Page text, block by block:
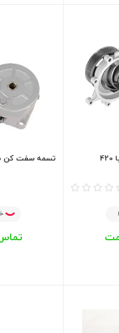
تسمه سفت کن